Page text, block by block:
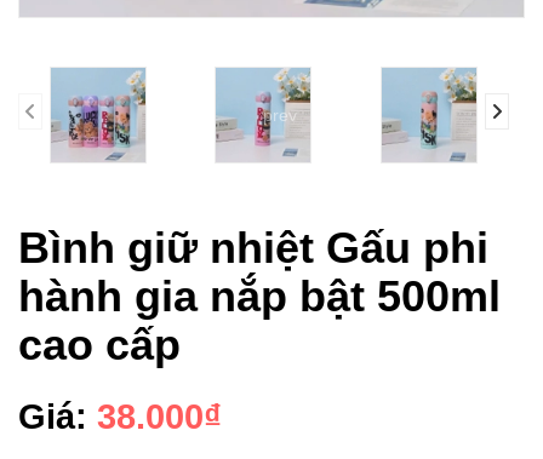
prev
Bình giữ nhiệt Gấu phi
hành gia nắp bật 500ml
cao cấp
Giá: 38.000₫